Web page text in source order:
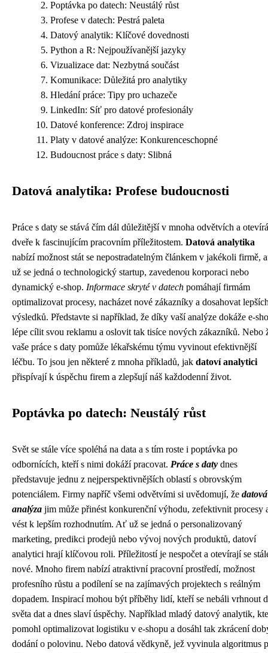
Poptávka po datech: Neustálý růst
Profese v datech: Pestrá paleta
Datový analytik: Klíčové dovednosti
Python a R: Nejpoužívanější jazyky
Vizualizace dat: Nezbytná součást
Komunikace: Důležitá pro analytiky
Hledání práce: Tipy pro uchazeče
LinkedIn: Síť pro datové profesionály
Datové konference: Zdroj inspirace
Platy v datové analýze: Konkurenceschopné
Budoucnost práce s daty: Slibná
Datová analytika: Profese budoucnosti
Práce s daty se stává čím dál důležitější v mnoha odvětvích a otevírá
dveře k fascinujícím pracovním příležitostem. Datová analytika
nabízí možnost stát se nepostradatelným článkem v jakékoli firmě,
už se jedná o technologický startup, zavedenou korporaci nebo
dynamický e-shop. Informace skryté v datech pomáhají firmám
optimalizovat procesy, nacházet nové zákazníky a dosahovat
výsledků. Představte si například, že díky vaší analýze dokáže e-
lépe cílit svou reklamu a oslovit tak tisíce nových zákazníků. Nebo
vaše práce s daty pomůže lékařskému týmu vyvinout efektivnější
léčbu. To jsou jen některé z mnoha příkladů, jak datoví analytici
přispívají k úspěchu firem a zlepšují náš každodenní život.
Poptávka po datech: Neustálý růst
Svět se stále více spoléhá na data a s tím roste i poptávka po
odbornících, kteří s nimi dokáží pracovat. Práce s daty dnes
představuje jednu z nejperspektivnějších oblastí s obrovským
potenciálem. Firmy napříč všemi odvětvími si uvědomují, že datová
analýza jim může přinést konkurenční výhodu, zefektivnit procesy
vést k lepším rozhodnutím. Ať už se jedná o personalizovaný
marketing, predikci prodejů nebo vývoj nových produktů, datoví
analytici hrají klíčovou roli. Příležitostí je nespočet a otevírají se
nové. Mnoho firem nabízí atraktivní pracovní prostředí, možnost
profesního růstu a podílení se na zajímavých projektech s reálným
dopadem. Inspirací mohou být příběhy lidí, kteří se nebáli vrhnout
světa dat a dnes slaví úspěchy. Například mladý datový analytik,
pomohl optimalizovat logistiku v e-shopu a dosáhl tak zkrácení
dodání o polovinu. Nebo datová vědkyně, jež vyvinula algoritmus